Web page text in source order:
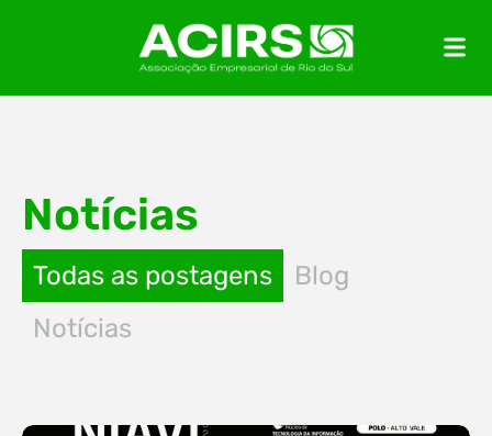
Notícias
Todas as postagens
Blog
Notícias